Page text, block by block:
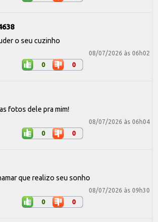
o seu cuzinho
08/07/2026 às 06h02
0 0
fotos dele pra mim!
08/07/2026 às 06h04
0 0
que realizo seu sonho
08/07/2026 às 09h30
0 0